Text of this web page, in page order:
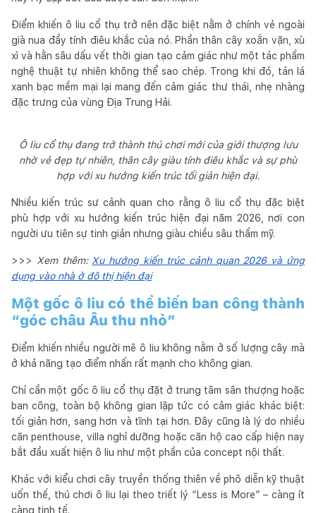
Điểm khiến ô liu cổ thụ trở nên đặc biệt nằm ở chính vẻ ngoài
già nua đầy tính điêu khắc của nó. Phần thân cây xoắn vặn, xù
xì và hằn sâu dấu vết thời gian tạo cảm giác như một tác phẩm
nghệ thuật tự nhiên không thể sao chép. Trong khi đó, tán lá
xanh bạc mềm mại lại mang đến cảm giác thư thái, nhẹ nhàng
đặc trưng của vùng Địa Trung Hải.
Ô liu cổ thụ đang trở thành thú chơi mới của giới thượng lưu
nhờ vẻ đẹp tự nhiên, thân cây giàu tính điêu khắc và sự phù
hợp với xu hướng kiến trúc tối giản hiện đại.
Nhiều kiến trúc sư cảnh quan cho rằng ô liu cổ thụ đặc biệt
phù hợp với xu hướng kiến trúc hiện đại năm 2026, nơi con
người ưu tiên sự tinh giản nhưng giàu chiều sâu thẩm mỹ.
>>> Xem thêm: Xu hướng kiến trúc cảnh quan 2026 và ứng
dụng vào nhà ở đô thị hiện đại
Một gốc ô liu có thể biến ban công thành
“góc châu Âu thu nhỏ”
Điểm khiến nhiều người mê ô liu không nằm ở số lượng cây mà
ở khả năng tạo điểm nhấn rất mạnh cho không gian.
Chỉ cần một gốc ô liu cổ thụ đặt ở trung tâm sân thượng hoặc
ban công, toàn bộ không gian lập tức có cảm giác khác biệt:
tối giản hơn, sang hơn và tĩnh tại hơn. Đây cũng là lý do nhiều
căn penthouse, villa nghỉ dưỡng hoặc căn hộ cao cấp hiện nay
bắt đầu xuất hiện ô liu như một phần của concept nội thất.
Khác với kiểu chơi cây truyền thống thiên về phô diễn kỹ thuật
uốn thế, thú chơi ô liu lại theo triết lý “Less is More” – càng ít
càng tinh tế.